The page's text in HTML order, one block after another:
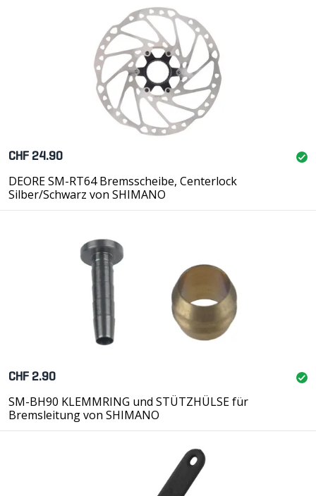
CHF 24.90
DEORE SM-RT64 Bremsscheibe, Centerlock
Silber/Schwarz von SHIMANO
CHF 2.90
SM-BH90 KLEMMRING und STÜTZHÜLSE für
Bremsleitung von SHIMANO